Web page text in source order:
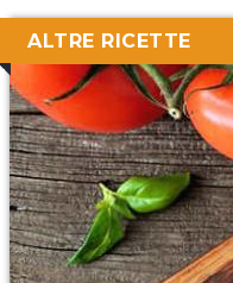
ALTRE RICETTE